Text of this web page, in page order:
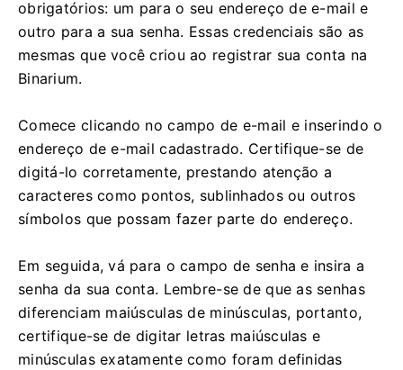
obrigatórios: um para o seu endereço de e-mail e
outro para a sua senha. Essas credenciais são as
mesmas que você criou ao registrar sua conta na
Binarium.
Comece clicando no campo de e-mail e inserindo o
endereço de e-mail cadastrado. Certifique-se de
digitá-lo corretamente, prestando atenção a
caracteres como pontos, sublinhados ou outros
símbolos que possam fazer parte do endereço.
Em seguida, vá para o campo de senha e insira a
senha da sua conta. Lembre-se de que as senhas
diferenciam maiúsculas de minúsculas, portanto,
certifique-se de digitar letras maiúsculas e
minúsculas exatamente como foram definidas